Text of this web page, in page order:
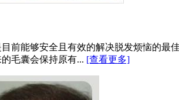
前能够安全且有效的解决脱发烦恼的
毛囊会保持原有... [查看更多]